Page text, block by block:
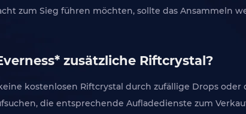
zum Sieg führen möchten, sollte das Ansammeln
zusätzliche Riftcrystal?
kostenlosen Riftcrystal durch zufällige Drops
die entsprechende Aufladedienste zum